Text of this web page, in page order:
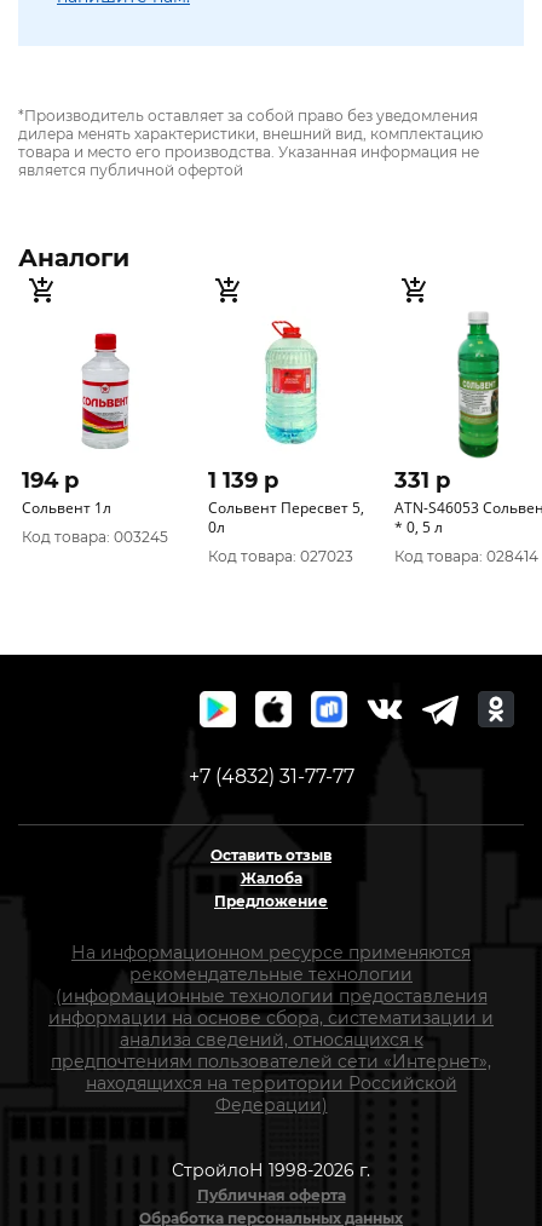
*Производитель оставляет за собой право без уведомления
дилера менять характеристики, внешний вид, комплектацию
товара и место его производства. Указанная информация не
является публичной офертой
Аналоги
194 p
Сольвент 1л
Код товара: 003245
1 139 p
Сольвент Пересвет 5,
0л
Код товара: 027023
331 p
ATN-S46053
* 0, 5 л
Код товара: 028414
+7 (4832) 31-77-77
Оставить отзыв
Жалоба
Предложение
На информационном ресурсе применяются
рекомендательные технологии
(информационные технологии предоставления
информации на основе сбора, систематизации и
анализа сведений, относящихся к
предпочтениям пользователей сети «Интернет»,
находящихся на территории Российской
Федерации)
СтройлоН 1998-2026 г.
Публичная оферта
Обработка персональных данных